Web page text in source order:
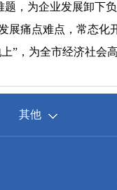
，为企业发展卸下
展痛点难点，常态化
”，为全市经济社会
其他